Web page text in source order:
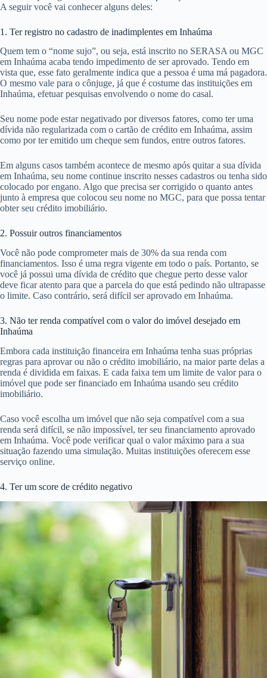
A seguir você vai conhecer alguns deles:
1. Ter registro no cadastro de inadimplentes em Inhaúma
Quem tem o “nome sujo”, ou seja, está inscrito no SERASA ou MGC
em Inhaúma acaba tendo impedimento de ser aprovado. Tendo em
vista que, esse fato geralmente indica que a pessoa é uma má pagadora.
O mesmo vale para o cônjuge, já que é costume das instituições em
Inhaúma, efetuar pesquisas envolvendo o nome do casal.
Seu nome pode estar negativado por diversos fatores, como ter uma
dívida não regularizada com o cartão de crédito em Inhaúma, assim
como por ter emitido um cheque sem fundos, entre outros fatores.
Em alguns casos também acontece de mesmo após quitar a sua dívida
em Inhaúma, seu nome continue inscrito nesses cadastros ou tenha sido
colocado por engano. Algo que precisa ser corrigido o quanto antes
junto à empresa que colocou seu nome no MGC, para que possa tentar
obter seu crédito imobiliário.
2. Possuir outros financiamentos
Você não pode comprometer mais de 30% da sua renda com
financiamentos. Isso é uma regra vigente em todo o país. Portanto, se
você já possui uma dívida de crédito que chegue perto desse valor
deve ficar atento para que a parcela do que está pedindo não ultrapasse
o limite. Caso contrário, será difícil ser aprovado em Inhaúma.
3. Não ter renda compatível com o valor do imóvel desejado em
Inhaúma
Embora cada instituição financeira em Inhaúma tenha suas próprias
regras para aprovar ou não o crédito imobiliário, na maior parte delas a
renda é dividida em faixas. E cada faixa tem um limite de valor para o
imóvel que pode ser financiado em Inhaúma usando seu crédito
imobiliário.
Caso você escolha um imóvel que não seja compatível com a sua
renda será difícil, se não impossível, ter seu financiamento aprovado
em Inhaúma. Você pode verificar qual o valor máximo para a sua
situação fazendo uma simulação. Muitas instituições oferecem esse
serviço online.
4. Ter um score de crédito negativo